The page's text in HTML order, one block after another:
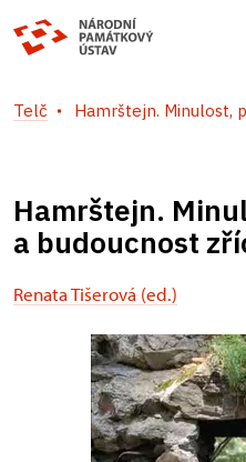
Telč Hamrštejn. Minulost,
Hamrštejn.
a budoucnost
Renata Tišerová (ed.)